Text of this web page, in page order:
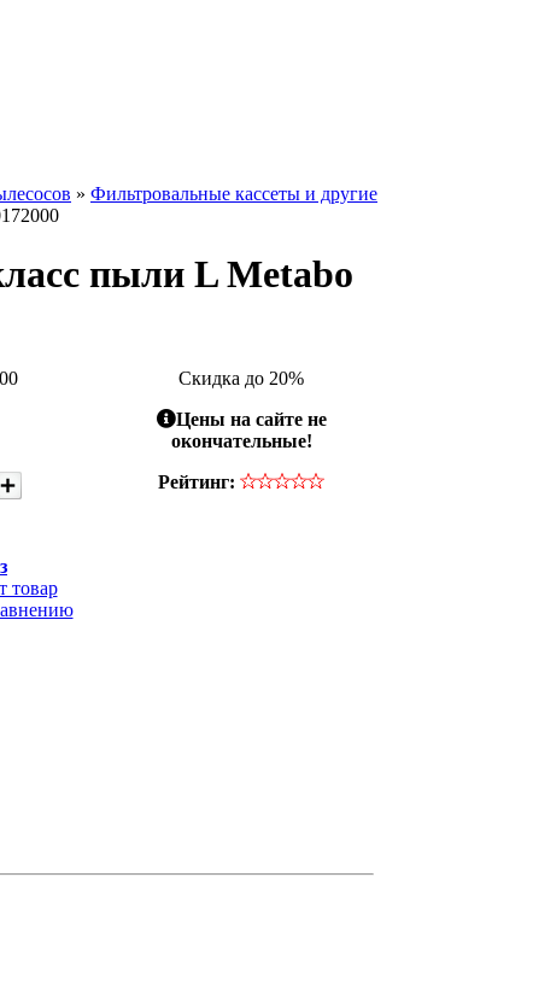
» Фильтровальные кассеты и другие
пыли L Metabo
товар
Скидка до 20%
Цены на сайте не
окончательные!
Рейтинг: